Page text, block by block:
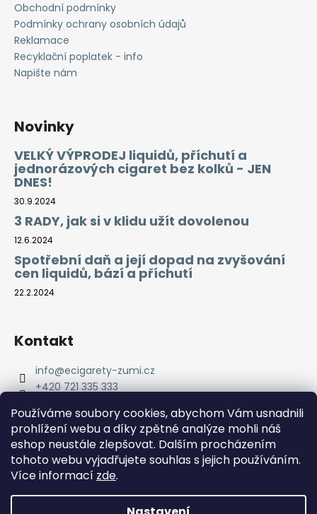
Používáme soubory cookies, abychom Vám usnadnili
prohlížení webu a díky zpětné analýze mohli náš
eshop neustále zlepšovat. Dalším procházením
tohoto webu vyjadřujete souhlas s jejich používáním.
Více informací zde.
Obchodní podmínky
Podmínky ochrany osobních údajů
Reklamace
Recyklační poplatek - info
Napište nám
Novinky
VELKÝ VÝPRODEJ liquidů, příchutí a
jednorázových cigaret bez kolků - JEN
DNES!
30.9.2024
3 RADY, jak si v klidu užít dovolenou
12.6.2024
Spotřební daň a její dopad na zvyšování
cen liquidů, bází a příchutí
22.2.2024
Kontakt
info@ecigarety-zumi.cz
+420 721 335 333